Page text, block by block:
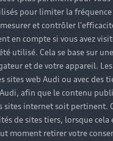
pour limiter la
et contrôler
en compte si vous avez
utilisé. Cela se base sur une
et de votre appareil.
sites web Audi ou avec des
afin que le contenu
sites internet soit pertinent.
de sites tiers, lorsque cela
moment retirer votre